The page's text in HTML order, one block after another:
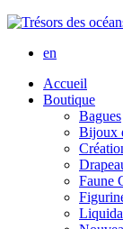
en
Accueil
Boutique
Bagues
Bijoux
Faune